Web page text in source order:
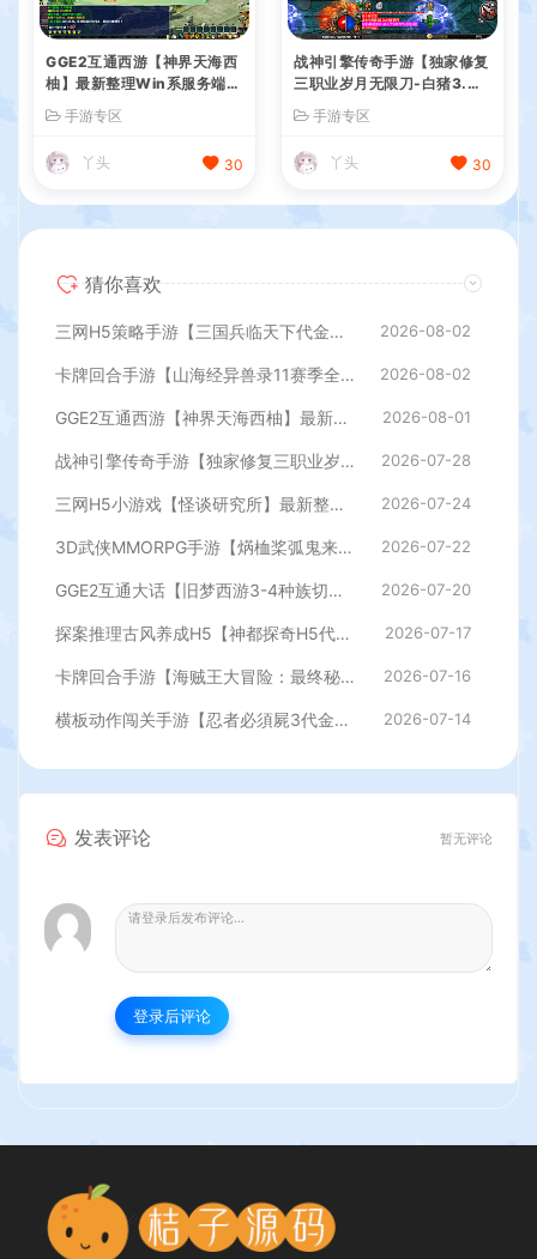
GGE2互通西游【神界天海西
柚】最新整理Win系服务端
工具+全套源码+详细搭建教
程
手游专区
丫头 30
战神引擎传奇手游【独家修复
三职业岁月无限刀-白猪3.
端+安卓苹果双端+GM授权后
台+详细搭建教程
手游专区
丫头 30
猜你喜欢
三网H5策略手游【三国兵临天下代金券内购七合修复版】最新整理单机一键即玩镜像端+Linux手工服务端+管理后台+GM授权后台+简易安卓客户端+详细搭建教程+视频教程 2026-08-02
卡牌回合手游【山海经异兽录11赛季全人物代金券内购版】最新整理WIN系服务端+授权GM后台+管理后台+热更修改工具+安卓+详细搭建教程 2026-08-02
GGE2互通西游【神界天海西柚】最新整理Win系服务端+安卓苹果PC三端+内置GM工具+全套源码+详细搭建教程 2026-08-01
战神引擎传奇手游【独家修复三职业岁月无限刀-白猪3.0】最新整理Win系特色服务端+安卓苹果双端+GM授权后台+详细搭建教程 2026-07-28
三网H5小游戏【怪谈研究所】最新整理WIN系服务端+Linux手工服务端+详细搭建教程 2026-07-24
3D武侠MMORPG手游【焫桖桨弧鬼来7职业精修代金券内购版】最新整Linux手工服务端+安卓苹果双端+CDK授权后台+详细搭建教程 2026-07-22
GGE2互通大话【旧梦西游3-4种族切换】最新整理Win系服务端+安卓PC互通客户端+内置GM工具+全套源码+详细搭建教程 2026-07-20
探案推理古风养成H5【神都探奇H5代金券内购版】最新整理单机一键即玩镜像端+Linux手工服务端+CDK授权后台+详细搭建教程 2026-07-17
卡牌回合手游【海贼王大冒险：最终秘宝多区跨服版】最新整理单机一键即玩镜像端+Linux手工服务端+管理后台+CDK授权后台+安卓+详细搭建教程 2026-07-16
横板动作闯关手游【忍者必須屍3代金券内购版】最新整理单机一键即玩镜像端+Linux手工服务端+安卓苹果双端+前后端全套源码+CDK授权后台+详细搭建教程 2026-07-14
发表评论 暂无评论
登录后评论